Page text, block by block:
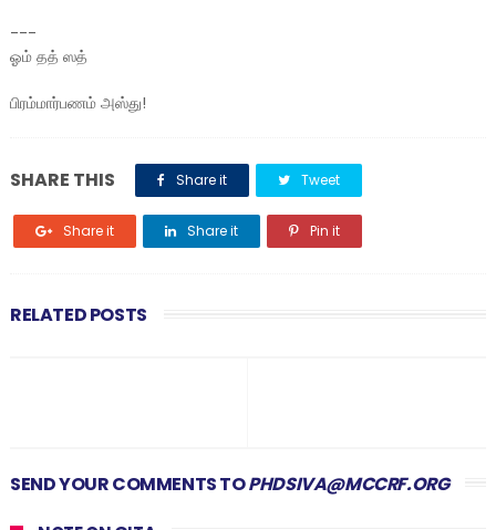
---
ஓம் தத் ஸத்
பிரம்மார்பணம் அஸ்து!
SHARE THIS Share it Tweet
Share it Share it Pin it
RELATED POSTS
SEND YOUR COMMENTS TOPHDSIVA@MCCRF.ORG